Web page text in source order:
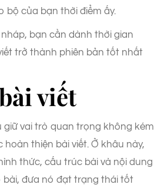
bộ của bạn thời điểm ấy.
bạn cần dành thời gian
trở thành phiên bản tốt nhất
viết
giữ vai trò quan trọng không kém
thiện bài viết. Ở khâu này,
thức, cấu trúc bài và nội dung
bài, đưa nó đạt trạng thái tốt